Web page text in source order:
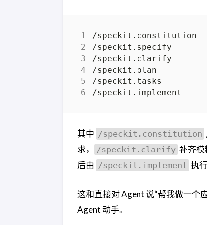
其中 /speckit.constitution
求，
/speckit.clarify 补齐模
后由 /speckit.implement 执
这和直接对 Agent 说“帮我做一个
Agent 动手。